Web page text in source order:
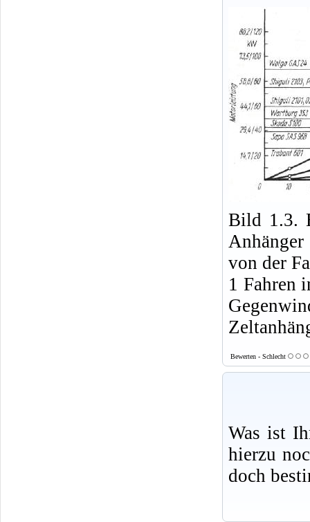
Bild 1.3.
von der
1 Fahren
Bewerten - Schlecht
Was ist
hierzu
doch